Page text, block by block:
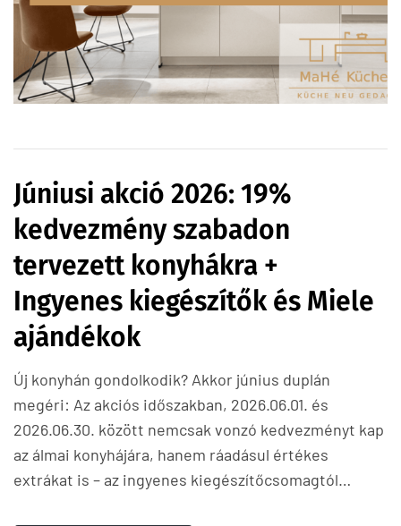
Júniusi akció 2026: 19%
kedvezmény szabadon
tervezett konyhákra +
Ingyenes kiegészítők és Miele
ajándékok
Új konyhán gondolkodik? Akkor június duplán
megéri: Az akciós időszakban, 2026.06.01. és
2026.06.30. között nemcsak vonzó kedvezményt kap
az álmai konyhájára, hanem ráadásul értékes
extrákat is – az ingyenes kiegészítőcsomagtól…